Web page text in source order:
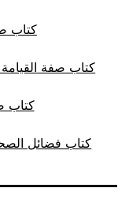
كتاب
كتاب صفة القيامة
كتاب
كتاب فضائل